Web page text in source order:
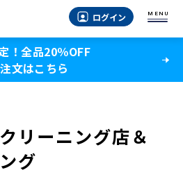
ログイン MENU
！全品20％OFF
文はこちら
リーニング店＆
グ